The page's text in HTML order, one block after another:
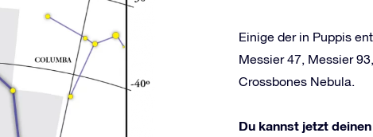
Einige der in Puppis
Messier 47, Messier
Crossbones Nebula.
Du kannst jetzt